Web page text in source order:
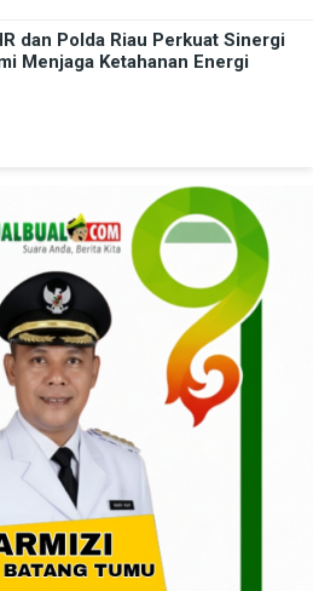
dan Polda Riau Perkuat Sinergi
Menjaga Ketahanan Energi